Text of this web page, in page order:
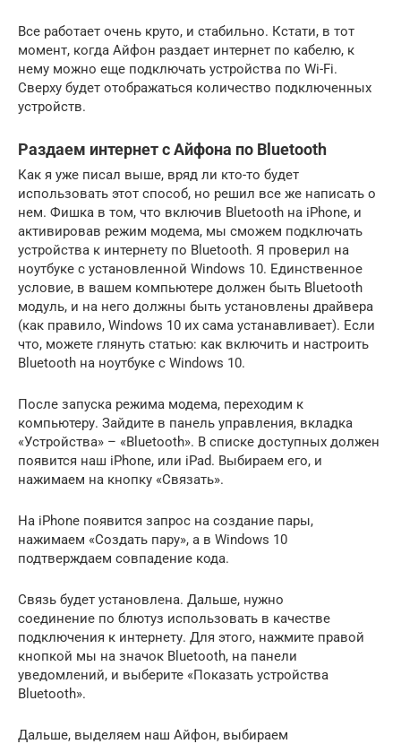
Все работает очень круто, и стабильно. Кстати, в тот
момент, когда Айфон раздает интернет по кабелю, к
нему можно еще подключать устройства по Wi-Fi.
Сверху будет отображаться количество подключенных
устройств.
Раздаем интернет с Айфона по Bluetooth
Как я уже писал выше, вряд ли кто-то будет
использовать этот способ, но решил все же написать о
нем. Фишка в том, что включив Bluetooth на iPhone, и
активировав режим модема, мы сможем подключать
устройства к интернету по Bluetooth. Я проверил на
ноутбуке с установленной Windows 10. Единственное
условие, в вашем компьютере должен быть Bluetooth
модуль, и на него должны быть установлены драйвера
(как правило, Windows 10 их сама устанавливает). Если
что, можете глянуть статью: как включить и настроить
Bluetooth на ноутбуке с Windows 10.
После запуска режима модема, переходим к
компьютеру. Зайдите в панель управления, вкладка
«Устройства» – «Bluetooth». В списке доступных должен
появится наш iPhone, или iPad. Выбираем его, и
нажимаем на кнопку «Связать».
На iPhone появится запрос на создание пары,
нажимаем «Создать пару», а в Windows 10
подтверждаем совпадение кода.
Связь будет установлена. Дальше, нужно
соединение по блютуз использовать в качестве
подключения к интернету. Для этого, нажмите правой
кнопкой мы на значок Bluetooth, на панели
уведомлений, и выберите «Показать устройства
Bluetooth».
Дальше, выделяем наш Айфон, выбираем